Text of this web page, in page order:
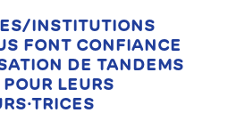
INSTITUTIONS
FONT CONFIANCE
DE TANDEMS
LEURS